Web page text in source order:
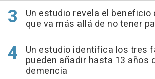
Un estudio revela el beneficio
que va más allá de no tener
Un estudio identifica los tres
pueden añadir hasta 13 años
demencia